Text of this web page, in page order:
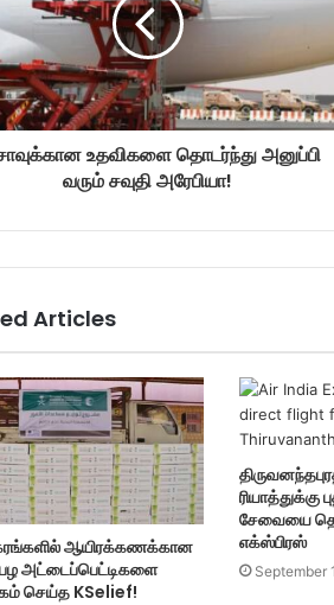
உதவிகளை தொடர்ந்து அனுப்பி
வரும் சவுதி அரேபியா!
Articles
ஆயிரக்கணக்கான
அட்டைப்பெட்டிகளை
செய்த KSelief!
ரியாத்துக்கு
சேவையை
எக்ஸ்பிரஸ்
September